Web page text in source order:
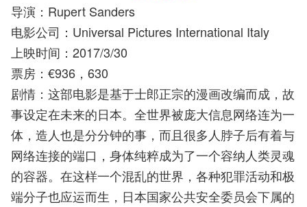
导演：Rupert Sanders
电影公司：Universal Pictures International Italy
上映时间：2017/3/30
票房：€936，630
剧情：这部电影是基于士郎正宗的漫画改编而成，故
事设定在未来的日本。全世界被庞大信息网络连为一
体，造人也是分分钟的事，而且很多人脖子后有着与
网络连接的端口，身体纯粹成为了一个容纳人类灵魂
的容器。在这样一个混乱的世界，各种犯罪活动和极
端分子也应运而生，日本国家公共安全委员会下属的